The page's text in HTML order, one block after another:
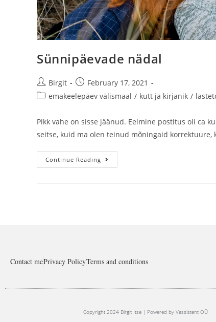
Sünnipäevade nädal
Birgit
February 17, 2021
emakeelepäev välismaal / kutt ja kirjanik /
Pikk vahe on sisse jäänud. Eelmine postitus oli ca
seitse, kuid ma olen teinud mõningaid korrektuure,
Continue Reading
Contact mePrivacy PolicyTerms and conditions
Copyright 2024 Birgit Itse | Powered by Vassistent OÜ